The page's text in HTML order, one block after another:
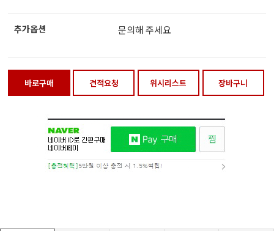
미경/확대경
차계/광택계/조도계/광도계/방사랑계
업/임업/해양측정기
도계/물리/물성측정기
추가옵션 문의해 주세요
바로구매 견적요청 위시리스트 장바구니